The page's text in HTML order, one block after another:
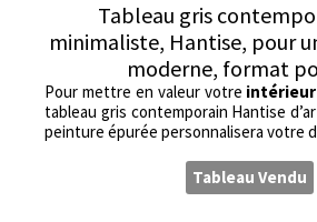
Tableau gris
minimaliste, Hantise, pour
moderne, format
Pour mettre en valeur votre
tableau gris contemporain Hantise
peinture épurée personnalisera votre
Tableau Vendu